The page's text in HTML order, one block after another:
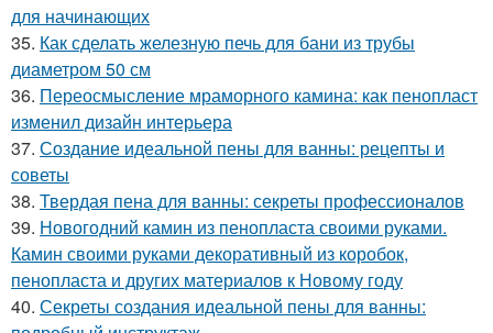
для начинающих
35. Как сделать железную печь для бани из трубы
диаметром 50 см
36. Переосмысление мраморного камина: как пенопласт
изменил дизайн интерьера
37. Создание идеальной пены для ванны: рецепты и
советы
38. Твердая пена для ванны: секреты профессионалов
39. Новогодний камин из пенопласта своими руками.
Камин своими руками декоративный из коробок,
пенопласта и других материалов к Новому году
40. Секреты создания идеальной пены для ванны: